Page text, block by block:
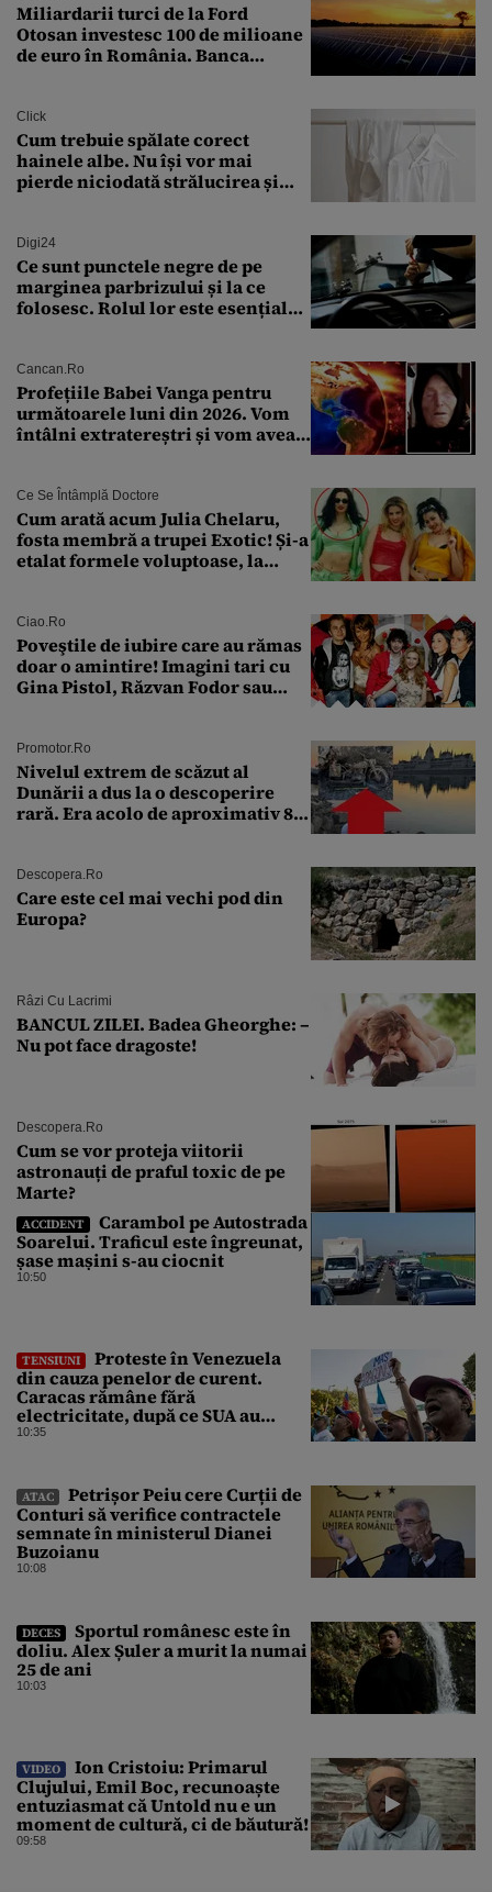
Miliardarii turci de la Ford
Otosan investesc 100 de milioane
de euro în România. Banca
Click
Cum trebuie spălate corect
hainele albe. Nu își vor mai
pierde niciodată strălucirea și
Digi24
Ce sunt punctele negre de pe
marginea parbrizului și la ce
folosesc. Rolul lor este esențial
Cancan.ro
Profețiile Babei Vanga pentru
următoarele luni din 2026. Vom
întâlni extratereștri și vom avea
Ce Se Întâmplă Doctore
Cum arată acum Julia Chelaru,
fosta membră a trupei Exotic! Și-a
etalat formele voluptoase, la
Ciao.ro
Poveştile de iubire care au rămas
doar o amintire! Imagini tari cu
Gina Pistol, Răzvan Fodor sau
Promotor.ro
Nivelul extrem de scăzut al
Dunării a dus la o descoperire
rară. Era acolo de aproximativ 80
Descopera.ro
Care este cel mai vechi pod din
Europa?
Râzi Cu Lacrimi
BANCUL ZILEI. Badea Gheorghe: –
Nu pot face dragoste!
Descopera.ro
Cum se vor proteja viitorii
astronauți de praful toxic de pe
Marte?
ACCIDENT
Carambol pe Autostrada
Soarelui. Traficul este îngreunat,
șase mașini s-au ciocnit
10:50
TENSIUNI
Proteste în Venezuela
din cauza penelor de curent.
Caracas rămâne fără
electricitate, după ce SUA au
promis modernizarea rețelei
10:35
ATAC
Petrișor Peiu cere Curții de
Conturi să verifice contractele
semnate în ministerul Dianei
Buzoianu
10:08
DECES
Sportul românesc este în
doliu. Alex Șuler a murit la numai
25 de ani
10:03
VIDEO
Ion Cristoiu: Primarul
Clujului, Emil Boc, recunoaște
entuziasmat că Untold nu e un
moment de cultură, ci de băutură!
09:58